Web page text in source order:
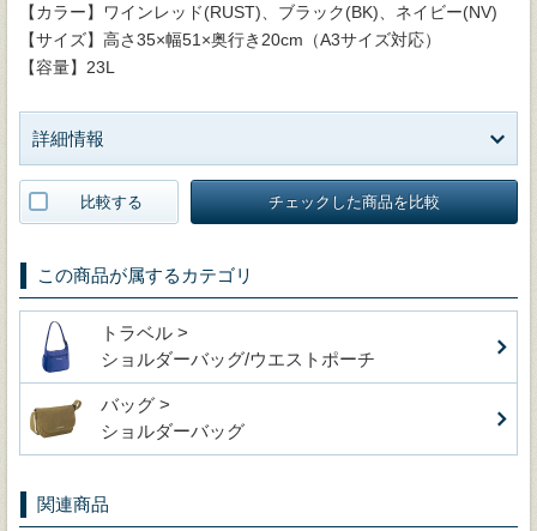
【カラー】ワインレッド(RUST)、ブラック(BK)、ネイビー(NV)
【サイズ】高さ35×幅51×奥行き20cm（A3サイズ対応）
【容量】23L
詳細情報
比較する チェックした商品を比較
この商品が属するカテゴリ
トラベル >
ショルダーバッグ/ウエストポーチ
バッグ >
ショルダーバッグ
関連商品